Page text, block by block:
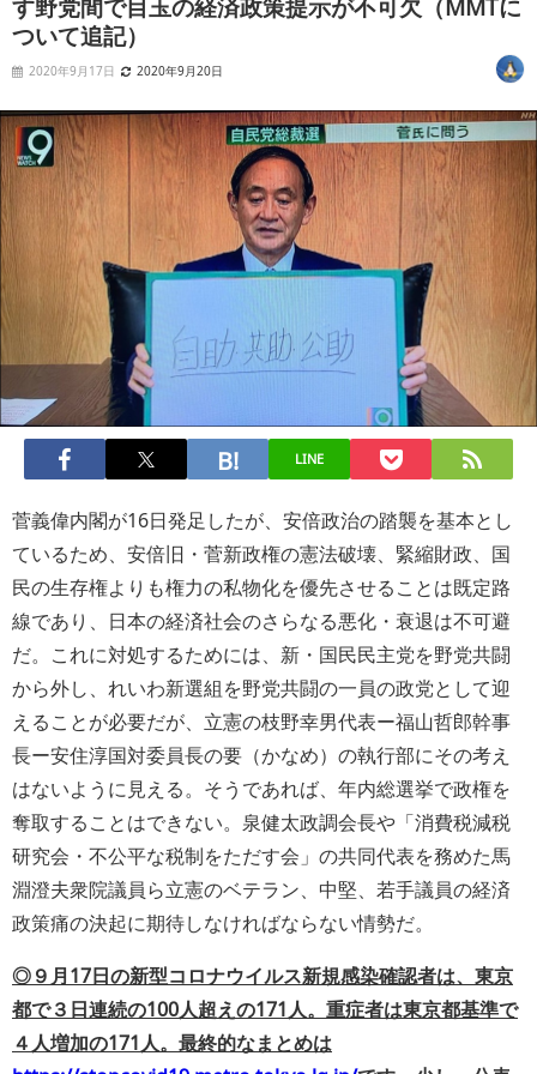
ついて追記）
2020年9月17日 2020年9月20日
LINE
菅義偉内閣が16日発足したが、安倍政治の踏襲を基本とし
ているため、安倍旧・菅新政権の憲法破壊、緊縮財政、国
民の生存権よりも権力の私物化を優先させることは既定路
線であり、日本の経済社会のさらなる悪化・衰退は不可避
だ。これに対処するためには、新・国民民主党を野党共闘
から外し、れいわ新選組を野党共闘の一員の政党として迎
えることが必要だが、立憲の枝野幸男代表ー福山哲郎幹事
長ー安住淳国対委員長の要（かなめ）の執行部にその考え
はないように見える。そうであれば、年内総選挙で政権を
奪取することはできない。泉健太政調会長や「消費税減税
研究会・不公平な税制をただす会」の共同代表を務めた馬
淵澄夫衆院議員ら立憲のベテラン、中堅、若手議員の経済
政策痛の決起に期待しなければならない情勢だ。
◎９月17日の新型コロナウイルス新規感染確認者は、東京
都で３日連続の100人超えの171人。重症者は東京都基準で
４人増加の171人。最終的なまとめは